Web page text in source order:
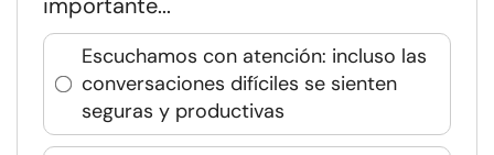
Escuchamos con atención: incluso las
conversaciones difíciles se sienten
seguras y productivas